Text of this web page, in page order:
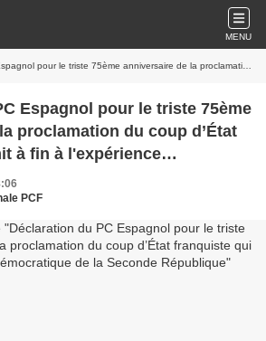
MENU
anniversaire de la proclamation du coup d’État franquiste qui mit à fin à l'expérience démocratique de la Seconde République
Espagnol pour le triste 75ème
proclamation du coup d’État
à fin à l'expérience
Seconde République
PCF